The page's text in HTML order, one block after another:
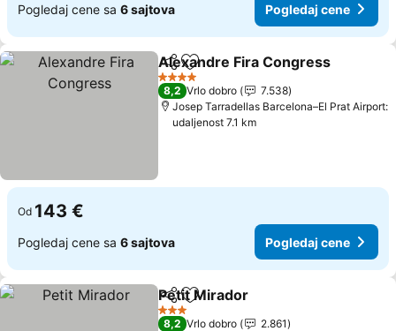
Pogledaj cene sa 6 sajtova Pogledaj cene
Deli Dodati u favorite
Alexandre Fira Congress
4 Zvezdice
8,2 Vrlo dobro
7.538
Josep Tarradellas Barcelona–El Prat Airport:
udaljenost 7.1 km
Od 143 €
Pogledaj cene sa 6 sajtova Pogledaj cene
Deli Dodati u favorite
Petit Mirador
3 Zvezdice
8,2 Vrlo dobro
2.861